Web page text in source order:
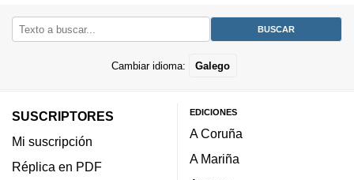
Cambiar idioma: Galego
SUSCRIPTORES
Mi suscripción
Réplica en PDF
EDICIONES
A Coruña
A Mariña